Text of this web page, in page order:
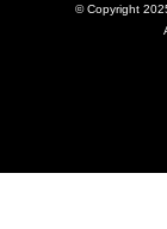
© Copyright